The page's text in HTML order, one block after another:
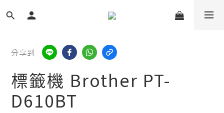
分享到
標籤機 Brother PT-
D610BT